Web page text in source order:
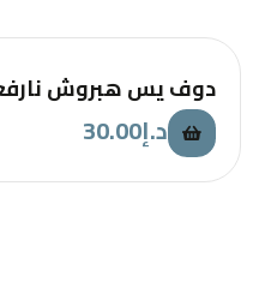
دوف يس هبروش نارفعز
د.إ30.00